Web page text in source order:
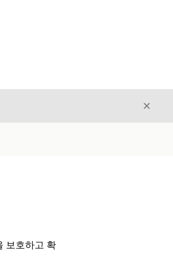
닫기
보호하고 확